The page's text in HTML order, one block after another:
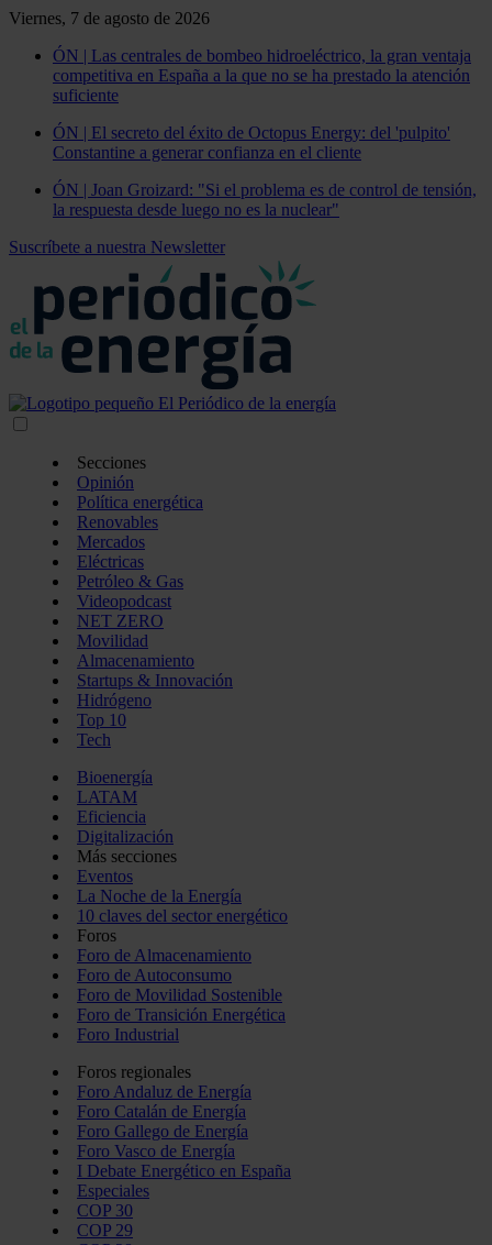
Viernes, 7 de agosto de 2026
ÓN | Las centrales de bombeo hidroeléctrico, la gran ventaja
competitiva en España a la que no se ha prestado la atención
suficiente
ÓN | El secreto del éxito de Octopus Energy: del 'pulpito'
Constantine a generar confianza en el cliente
ÓN | Joan Groizard: "Si el problema es de control de tensión,
la respuesta desde luego no es la nuclear"
Suscríbete a nuestra Newsletter
Secciones
Opinión
Política energética
Renovables
Mercados
Eléctricas
Petróleo & Gas
Videopodcast
NET ZERO
Movilidad
Almacenamiento
Startups & Innovación
Hidrógeno
Top 10
Tech
Bioenergía
LATAM
Eficiencia
Digitalización
Más secciones
Eventos
La Noche de la Energía
10 claves del sector energético
Foros
Foro de Almacenamiento
Foro de Autoconsumo
Foro de Movilidad Sostenible
Foro de Transición Energética
Foro Industrial
Foros regionales
Foro Andaluz de Energía
Foro Catalán de Energía
Foro Gallego de Energía
Foro Vasco de Energía
I Debate Energético en España
Especiales
COP 30
COP 29